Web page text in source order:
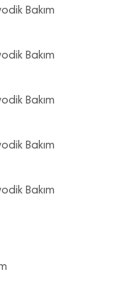
Bakım
Bakım
Bakım
Bakım
Bakım